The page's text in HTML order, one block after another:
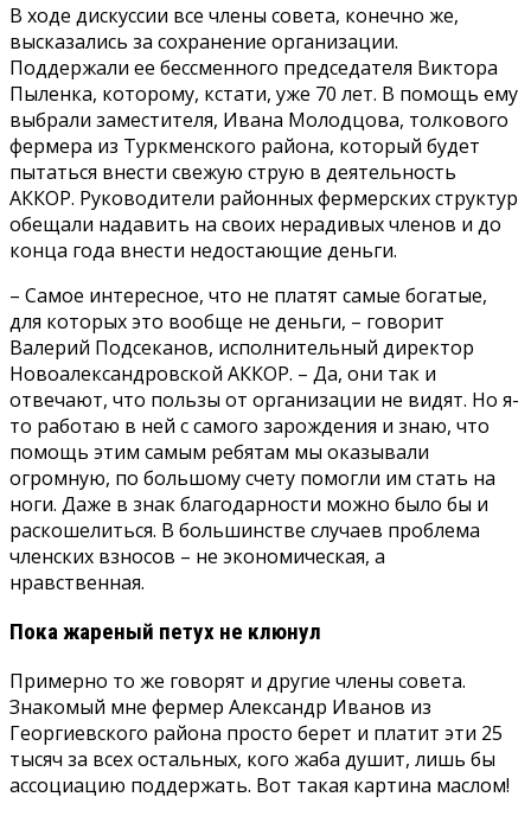
В ходе дискуссии все члены совета, конечно же,
высказались за сохранение организации.
Поддержали ее бессменного председателя Виктора
Пыленка, которому, кстати, уже 70 лет. В помощь ему
выбрали заместителя, Ивана Молодцова, толкового
фермера из Туркменского района, который будет
пытаться внести свежую струю в деятельность
АККОР. Руководители районных фермерских структур
обещали надавить на своих нерадивых членов и до
конца года внести недостающие деньги.
– Самое интересное, что не платят самые богатые,
для которых это вообще не деньги, – говорит
Валерий Подсеканов, исполнительный директор
Новоалександровской АККОР. – Да, они так и
отвечают, что пользы от организации не видят. Но я-
то работаю в ней с самого зарождения и знаю, что
помощь этим самым ребятам мы оказывали
огромную, по большому счету помогли им стать на
ноги. Даже в знак благодарности можно было бы и
раскошелиться. В большинстве случаев проблема
членских взносов – не экономическая, а
нравственная.
Пока жареный петух не клюнул
Примерно то же говорят и другие члены совета.
Знакомый мне фермер Александр Иванов из
Георгиевского района просто берет и платит эти 25
тысяч за всех остальных, кого жаба душит, лишь бы
ассоциацию поддержать. Вот такая картина маслом!